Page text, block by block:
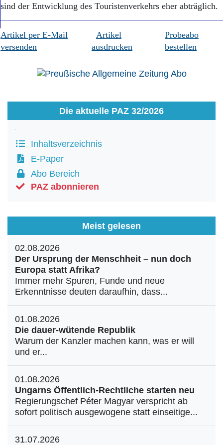
sind der Entwicklung des Touristenverkehrs eher
Artikel per E-Mail
versenden
Artikel
ausdrucken
Probeabo
bestellen
Die aktuelle PAZ 32/2026
Inhaltsverzeichnis
E-Paper
Abo Bereich
PAZ abonnieren
Meist gelesen
02.08.2026
Der Ursprung der Menschheit – nun doch
Europa statt Afrika?
Immer mehr Spuren, Funde und neue
Erkenntnisse deuten daraufhin, dass...
01.08.2026
Die dauer-wütende Republik
Warum der Kanzler machen kann, was er will
und er...
01.08.2026
Ungarns Öffentlich-Rechtliche starten neu
Regierungschef Péter Magyar verspricht ab
sofort politisch ausgewogene statt einseitige...
31.07.2026